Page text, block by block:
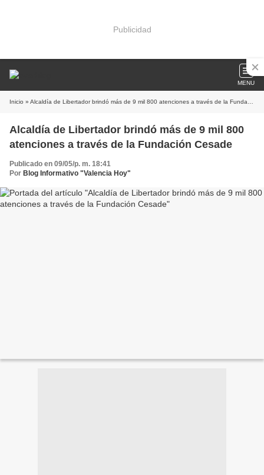
Publicidad
MENU
Inicio » Alcaldía de Libertador brindó más de 9 mil 800 atenciones a través de la Fundación Cesade
Alcaldía de Libertador brindó más de 9 mil 800
atenciones a través de la Fundación Cesade
Publicado en 09/05/p. m. 18:41
Por Blog Informativo "Valencia Hoy"